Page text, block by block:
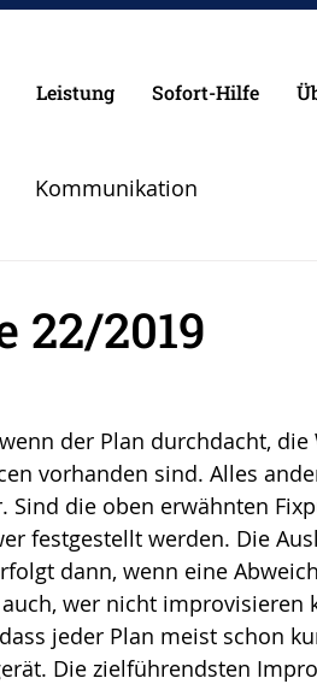
Leistung Sofort-Hilfe
Kommunikation
Krise
Mut
22/2019
der Plan durchdacht, die
vorhanden sind. Alles
die oben erwähnten
festgestellt werden. Die
dann, wenn eine
wer nicht improvisieren
jeder Plan meist schon
Die zielführendsten